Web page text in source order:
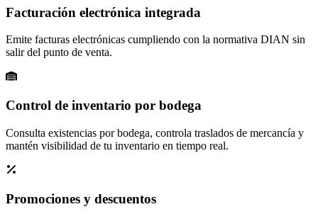
Facturación electrónica integrada
Emite facturas electrónicas cumpliendo con la normativa DIAN sin
salir del punto de venta.
Control de inventario por bodega
Consulta existencias por bodega, controla traslados de mercancía y
mantén visibilidad de tu inventario en tiempo real.
Promociones y descuentos